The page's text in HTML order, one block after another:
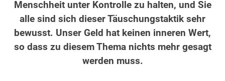
Menschheit unter Kontrolle zu halten, und Sie
alle sind sich dieser Täuschungstaktik sehr
bewusst. Unser Geld hat keinen inneren Wert,
so dass zu diesem Thema nichts mehr gesagt
werden muss.